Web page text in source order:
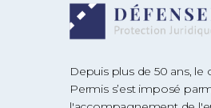
Depuis plus de 50 ans,
Permis s’est imposé